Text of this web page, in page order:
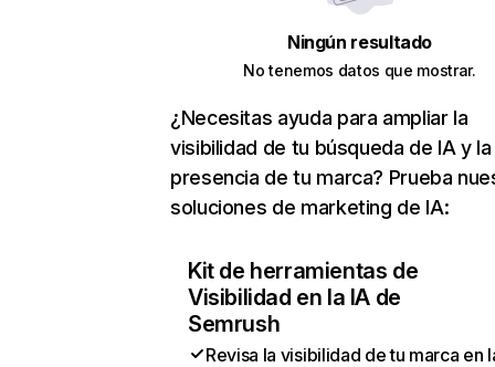
Ningún resultado
No tenemos datos que mostrar.
¿Necesitas ayuda para ampliar la
visibilidad de tu búsqueda de IA y la
presencia de tu marca? Prueba
soluciones de marketing de IA:
Kit de herramientas de
Visibilidad en la IA de
Semrush
Revisa la visibilidad de tu marca en